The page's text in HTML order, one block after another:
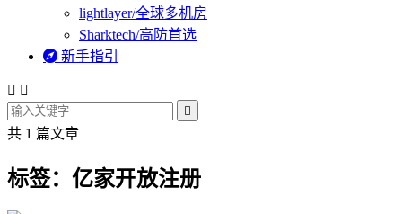
lightlayer/全球多机房
Sharktech/高防首选
 新手指引
 

共 1 篇文章
标签：亿家开放注册